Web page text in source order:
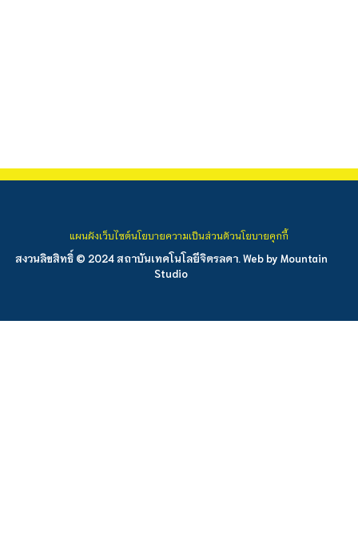
สงวนลิขสิทธิ์ © 2024 สถาบันเทคโนโลยีจิตรลดา. Web by Mountain
Studio
แผนผังเว็บไซต์นโยบายความเป็นส่วนตัวนโยบายคุกกี้